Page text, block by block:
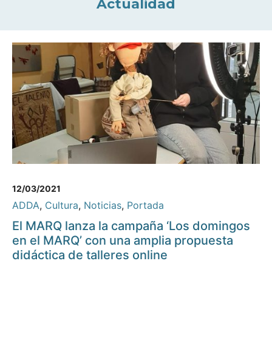
Actualidad
12/03/2021
ADDA, Cultura, Noticias, Portada
El MARQ lanza la campaña ‘Los domingos
en el MARQ’ con una amplia propuesta
didáctica de talleres online